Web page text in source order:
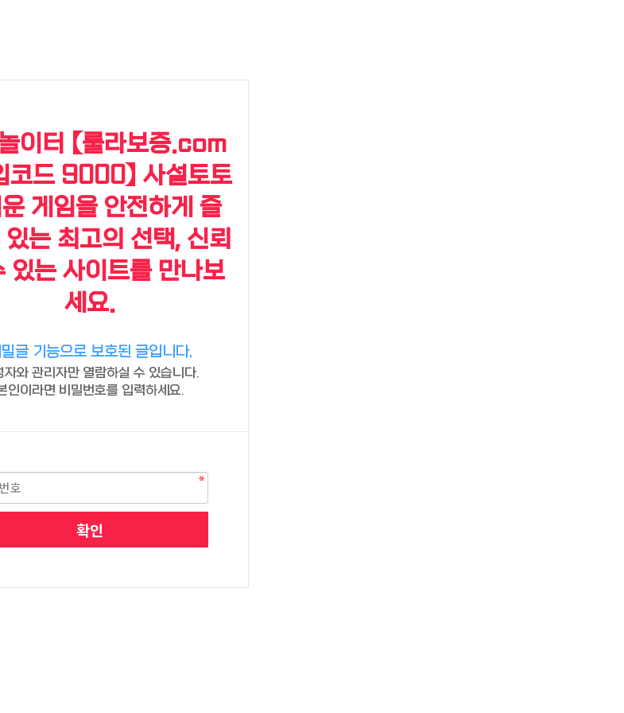
이터 【룰라보증.com
코드 9000】 사설토토
게임을 안전하게 즐
는 최고의 선택, 신뢰
있는 사이트를 만나보
세요.
글 기능으로 보호된 글입니다.
자와 관리자만 열람하실 수 있습니다.
인이라면 비밀번호를 입력하세요.